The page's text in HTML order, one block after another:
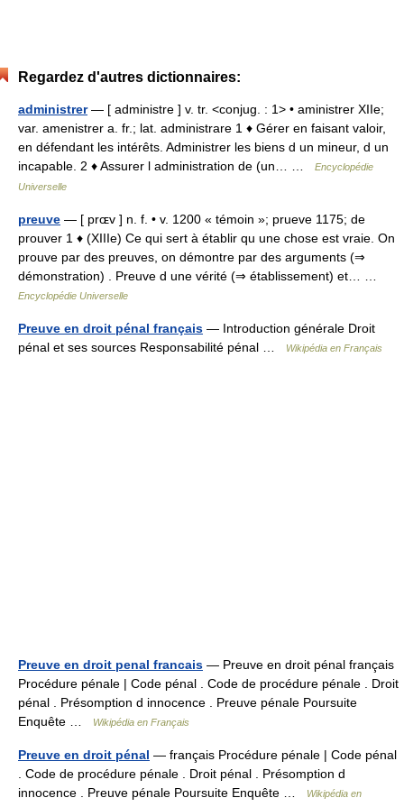
Regardez d'autres dictionnaires:
administrer— [ administre ] v. tr. <conjug. : 1> • aministrer XIIe;
var. amenistrer a. fr.; lat. administrare 1 ♦ Gérer en faisant valoir,
en défendant les intérêts. Administrer les biens d un mineur, d un
incapable. 2 ♦ Assurer l administration de (un… …
Encyclopédie
Universelle
preuve — [ prɶv ] n. f. • v. 1200 « témoin »; prueve 1175; de
prouver 1 ♦ (XIIIe) Ce qui sert à établir qu une chose est vraie. On
prouve par des preuves, on démontre par des arguments (⇒
démonstration) . Preuve d une vérité (⇒ établissement) et… …
Encyclopédie Universelle
Preuve en droit pénal français — Introduction générale Droit
pénal et ses sources Responsabilité pénal …
Wikipédia en Français
Preuve en droit penal francais — Preuve en droit pénal français
Procédure pénale | Code pénal . Code de procédure pénale . Droit
pénal . Présomption d innocence . Preuve pénale Poursuite
Enquête …
Wikipédia en Français
Preuve en droit pénal — français Procédure pénale | Code pénal
. Code de procédure pénale . Droit pénal . Présomption d
innocence . Preuve pénale Poursuite Enquête …
Wikipédia en